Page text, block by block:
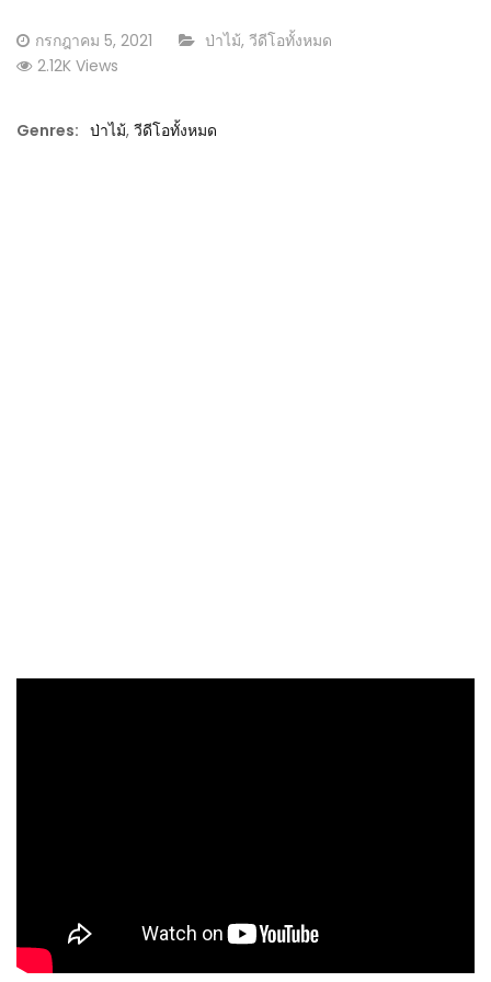
Posted
on
กรกฎาคม 5, 2021 CATEGORY:
ป่าไม้, วีดีโอทั้งหมด
2.12K Views
Genres: ป่าไม้, วีดีโอทั้งหมด